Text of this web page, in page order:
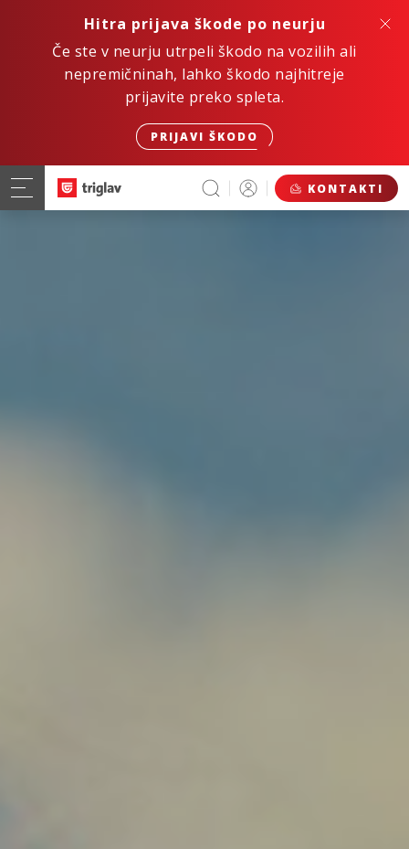
Hitra prijava škode po neurju
Če ste v neurju utrpeli škodo na vozilih ali
nepremičninah, lahko škodo najhitreje
prijavite preko spleta.
PRIJAVI ŠKODO
KONTAKTI